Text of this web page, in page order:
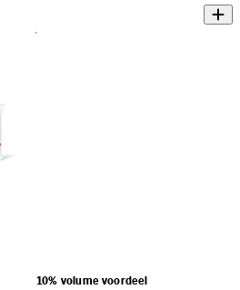
10% volume voordeel